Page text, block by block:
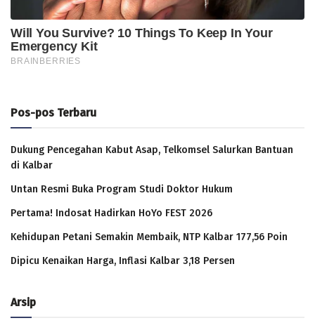
Pos-pos Terbaru
Dukung Pencegahan Kabut Asap, Telkomsel Salurkan Bantuan
di Kalbar
Untan Resmi Buka Program Studi Doktor Hukum
Pertama! Indosat Hadirkan HoYo FEST 2026
Kehidupan Petani Semakin Membaik, NTP Kalbar 177,56 Poin
Dipicu Kenaikan Harga, Inflasi Kalbar 3,18 Persen
Arsip